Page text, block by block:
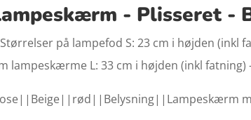
- Plisseret -
på lampefod S: 23 cm i højden
lampeskærme L: 33 cm i højden (inkl